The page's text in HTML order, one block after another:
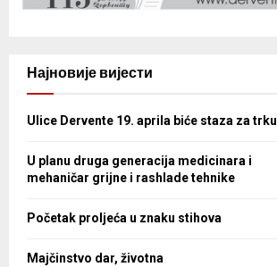
Најновије вијести
Ulice Dervente 19. aprila biće staza za trku
U planu druga generacija medicinara i
mehaničar grijne i rashlade tehnike
Početak proljeća u znaku stihova
Majčinstvo dar, životna